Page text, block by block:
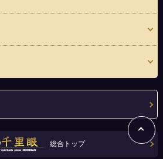
総合トップ